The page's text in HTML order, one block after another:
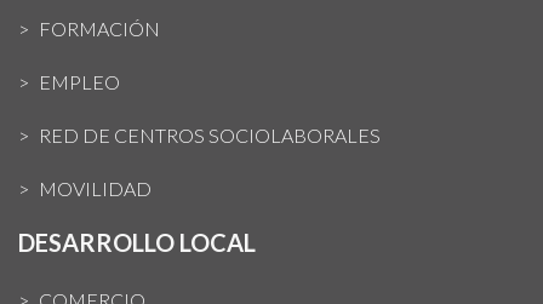
FORMACIÓN
EMPLEO
RED DE CENTROS SOCIOLABORALES
MOVILIDAD
DESARROLLO LOCAL